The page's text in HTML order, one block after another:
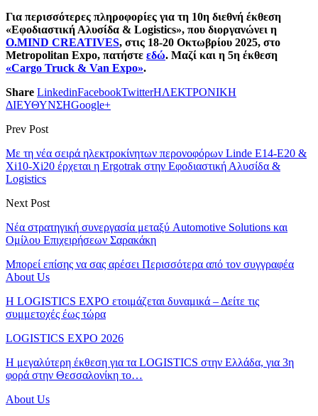
Για περισσότερες πληροφορίες για τη 10η διεθνή έκθεση
«Εφοδιαστική Αλυσίδα & Logistics», που διοργανώνει η
O.MIND CREATIVES, στις 18-20 Οκτωβρίου 2025, στο
Metropolitan Expo, πατήστε εδώ. Μαζί και η 5η έκθεση
«Cargo Truck & Van Expo».
Share LinkedinFacebookTwitterΗΛΕΚΤΡΟΝΙΚΗ
ΔΙΕΥΘΥΝΣΗGoogle+
Prev Post
Με τη νέα σειρά ηλεκτροκίνητων περονοφόρων Linde E14-E20 &
Xi10-Xi20 έρχεται η Ergotrak στην Εφοδιαστική Αλυσίδα &
Logistics
Next Post
Νέα στρατηγική συνεργασία μεταξύ Automotive Solutions και
Ομίλου Επιχειρήσεων Σαρακάκη
Μπορεί επίσης να σας αρέσει Περισσότερα από τον συγγραφέα
About Us
Η LOGISTICS EXPO ετοιμάζεται δυναμικά – Δείτε τις
συμμετοχές έως τώρα
LOGISTICS EXPO 2026
Η μεγαλύτερη έκθεση για τα LOGISTICS στην Ελλάδα, για 3η
φορά στην Θεσσαλονίκη το…
About Us